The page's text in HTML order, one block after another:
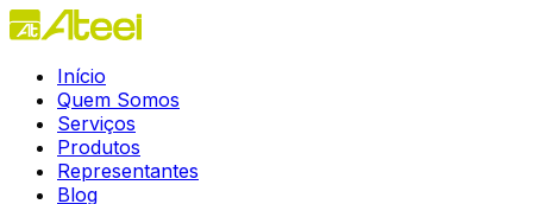
Início
Quem Somos
Serviços
Produtos
Representantes
Blog